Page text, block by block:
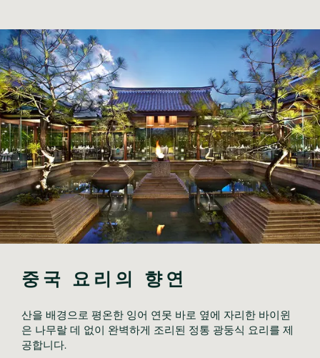
중국 요리의 향연
산을 배경으로 평온한 잉어 연못 바로 옆에 자리한 바이윈
은 나무랄 데 없이 완벽하게 조리된 정통 광둥식 요리를 제
공합니다.